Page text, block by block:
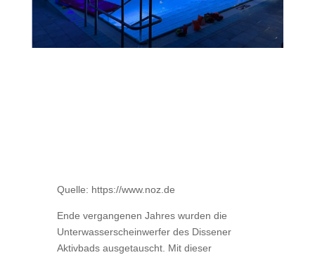
Quelle: https://www.noz.de
Ende vergangenen Jahres wurden die
Unterwasserscheinwerfer des Dissener
Aktivbads ausgetauscht. Mit dieser